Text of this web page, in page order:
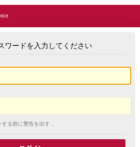
ワードを入力してください
る前に警告を出す．